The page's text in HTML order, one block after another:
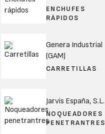
ENCHUFES
RÁPIDOS
Genera Industrial
(GAM)
CARRETILLAS
Jarvis España, S.L.
NOQUEADORES
PENETRANTRES